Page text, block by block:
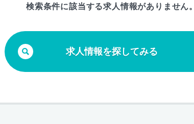
検索条件に該当する求人情報がありません。
求人情報を探してみる